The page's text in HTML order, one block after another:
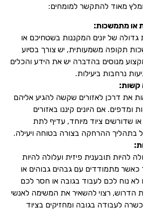
מאוד להתקשר למומחים:
של יונים המקננות בשטחיכם או
תקופה משמעותית, יש צורך בסיוע
מנוסים בהדברה יש את הידע והכלים
נרחבות ביעילות.
את דרכן לאזורים שקשה להגיע אליהם
ומדפים. אם היונים קיננו באזורים
שדורשים ציוד מיוחד, עדיף לתת
בתהליך ההרחקה בצורה בטוחה ויעילה.
להיות תובענית פיזית ועלולה להיות
כאשר מתמודדים עם גבהים גבוהים או
לא נוח לכם לעבוד בגובה או חסר לכם
הדרוש, רצוי להשאיר את המשימה לאנשי
לעבודה בגובה ומחזיקים בציוד